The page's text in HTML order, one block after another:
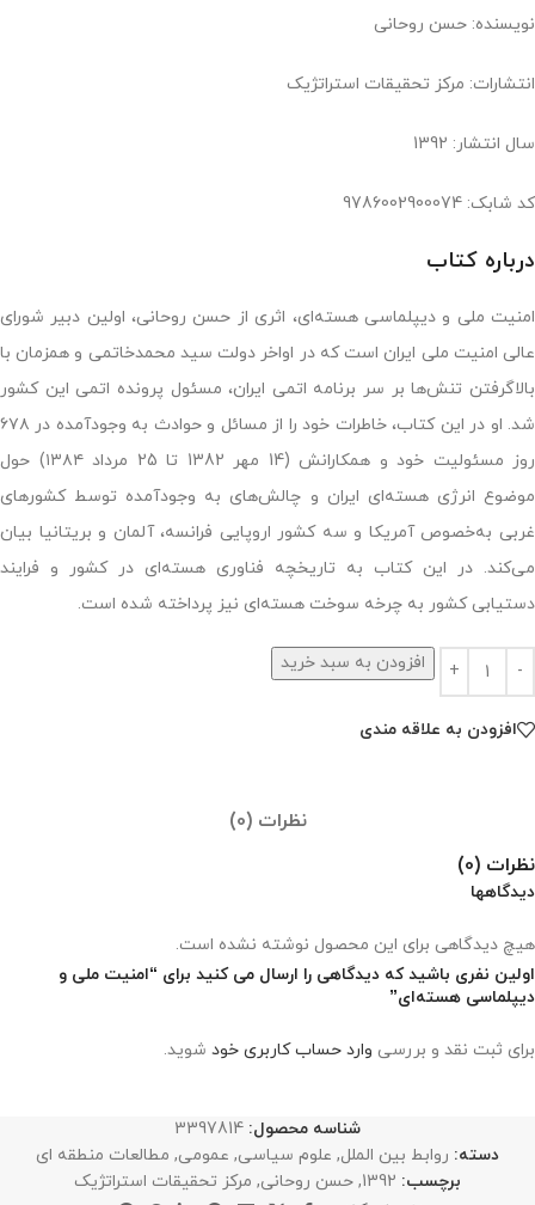
نویسنده: حسن روحانی
انتشارات: مرکز تحقيقات‏ استراتژيک‏
سال انتشار: 1392
کد شابک: 9786002900074
درباره کتاب
امنیت ملی و دیپلماسی هسته‌ای، اثری از حسن روحانی، اولین دبیر شورای
عالی امنیت ملی ایران است که در اواخر دولت سید محمدخاتمی و همزمان با
بالاگرفتن تنش‌ها بر سر برنامه اتمی ایران، مسئول پرونده اتمی این کشور
شد. او در این کتاب، خاطرات خود را از مسائل و حوادث به وجودآمده در ۶۷۸
روز مسئولیت خود و همکارانش (14 مهر 1382 تا 25 مرداد ۱۳۸۴) حول
موضوع انرژی هسته‌ای ایران و چالش‌های به وجودآمده توسط کشورهای
غربی به‌خصوص آمریکا و سه کشور اروپایی فرانسه، آلمان و بریتانیا بیان
می‌کند. در این کتاب به تاریخچه فناوری هسته‌ای در کشور و فرایند
دستیابی کشور به چرخه سوخت هسته‌ای نیز پرداخته شده است.
افزودن به سبد خرید
افزودن به علاقه مندی
نظرات (0)
نظرات (0)
دیدگاهها
هیچ دیدگاهی برای این محصول نوشته نشده است.
اولین نفری باشید که دیدگاهی را ارسال می کنید برای “امنیت ملی و
دیپلماسی هسته‌ای”
برای ثبت نقد و بررسی وارد حساب کاربری خود شوید.
شناسه محصول: 3397814
دسته: روابط بین الملل, علوم سیاسی, عمومی, مطالعات منطقه ای
برچسب: 1392
, حسن روحانی, مرکز تحقیقات استراتژیک